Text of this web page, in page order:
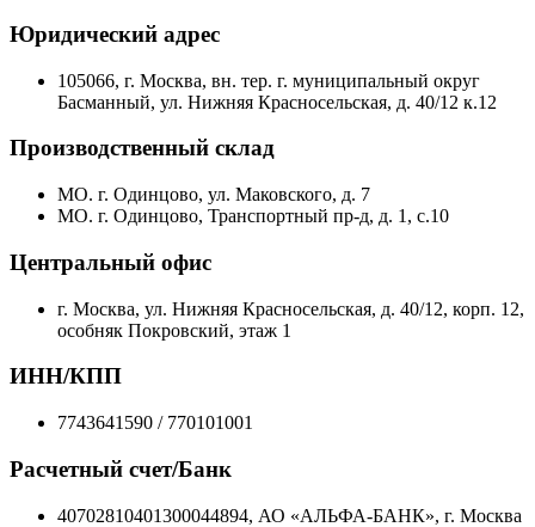
Юридический адрес
105066, г. Москва, вн. тер. г. муниципальный округ
Басманный, ул. Нижняя Красносельская, д. 40/12 к.12
Производственный склад
МО. г. Одинцово, ул. Маковского, д. 7
МО. г. Одинцово, Транспортный пр-д, д. 1, с.10
Центральный офис
г. Москва, ул. Нижняя Красносельская, д. 40/12, корп. 12,
особняк Покровский, этаж 1
ИНН/КПП
7743641590 / 770101001
Расчетный счет/Банк
40702810401300044894, АО «АЛЬФА-БАНК», г. Москва